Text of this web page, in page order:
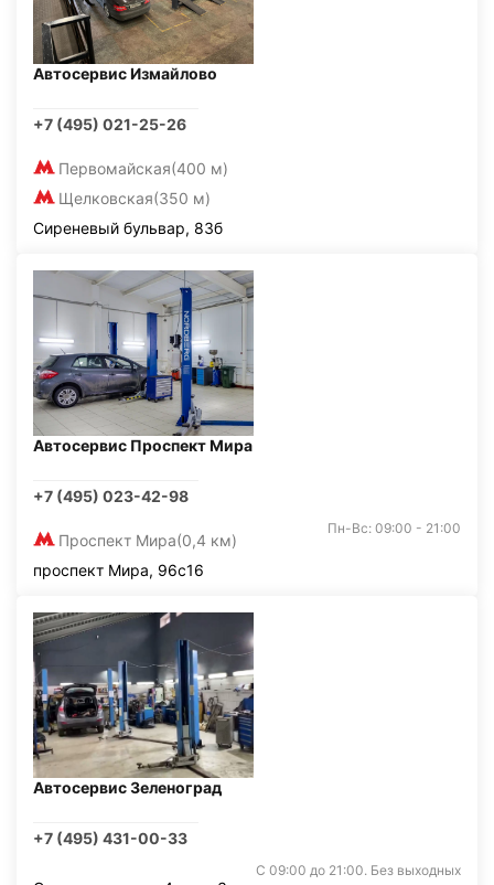
Автосервис Измайлово
+7 (495) 021-25-26
Первомайская(400 м)
Щелковская(350 м)
Сиреневый бульвар, 83б
Автосервис Проспект Мира
+7 (495) 023-42-98
Проспект Мира(0,4 км)
Пн-Вс: 09:00 - 21:00
проспект Мира, 96с16
Автосервис Зеленоград
+7 (495) 431-00-33
С 09:00 до 21:00. Без выходных